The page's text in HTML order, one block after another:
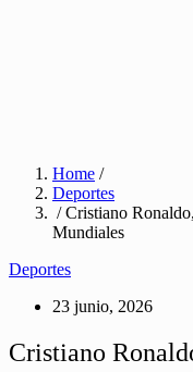
Home /
Deportes
/ Cristiano
Mundiales
Deportes
23 junio, 2026
Cristiano